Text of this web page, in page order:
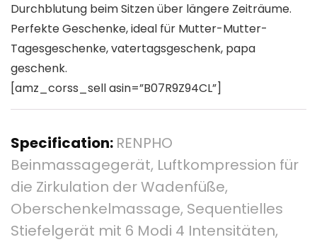
Durchblutung beim Sitzen über längere Zeiträume.
Perfekte Geschenke, ideal für Mutter-Mutter-
Tagesgeschenke, vatertagsgeschenk, papa
geschenk.
[amz_corss_sell asin=”B07R9Z94CL”]
Specification: RENPHO
Beinmassagegerät, Luftkompression für
die Zirkulation der Wadenfüße,
Oberschenkelmassage, Sequentielles
Stiefelgerät mit 6 Modi 4 Intensitäten,